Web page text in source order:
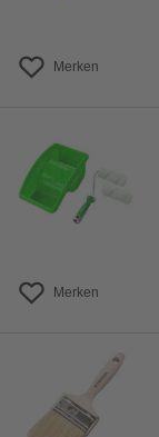
Merken
Merken